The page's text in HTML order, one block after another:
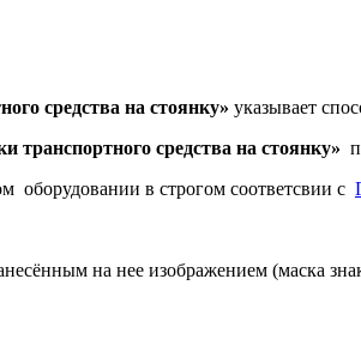
средства на стоянку» указывает
транспортного средства на стоянку»
оборудовании в строгом соответсвии с
на нее изображением (маска